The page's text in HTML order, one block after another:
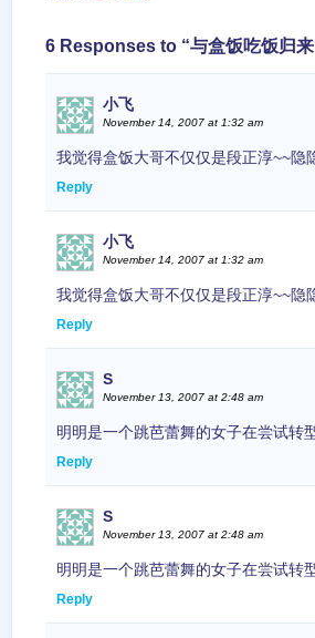
6 Responses to “与盒饭吃饭归来
小飞
November 14, 2007 at 1:32 am
我觉得盒饭大哥不仅仅是段正淳~~隐
Reply
小飞
November 14, 2007 at 1:32 am
我觉得盒饭大哥不仅仅是段正淳~~隐
Reply
S
November 13, 2007 at 2:48 am
明明是一个跳芭蕾舞的女子在尝试转
Reply
S
November 13, 2007 at 2:48 am
明明是一个跳芭蕾舞的女子在尝试转
Reply